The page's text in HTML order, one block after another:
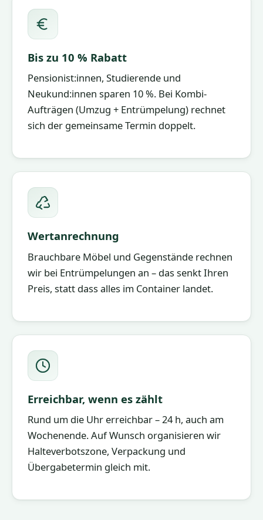
Bis zu 10 % Rabatt
Pensionist:innen, Studierende und
Neukund:innen sparen 10 %. Bei Kombi-
Aufträgen (Umzug + Entrümpelung) rechnet
sich der gemeinsame Termin doppelt.
Wertanrechnung
Brauchbare Möbel und Gegenstände rechnen
wir bei Entrümpelungen an – das senkt Ihren
Preis, statt dass alles im Container landet.
Erreichbar, wenn es zählt
Rund um die Uhr erreichbar – 24 h, auch am
Wochenende. Auf Wunsch organisieren wir
Halteverbotszone, Verpackung und
Übergabetermin gleich mit.